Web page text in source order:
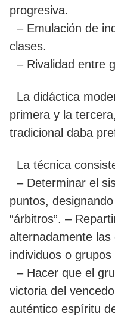
progresiva.
– Emulación de
clases.
– Rivalidad entre
La didáctica
primera y la
tradicional daba
La técnica
– Determinar el
puntos,
“árbitros”. –
alternadamente
individuos o
– Hacer que el
victoria del
auténtico espíritu